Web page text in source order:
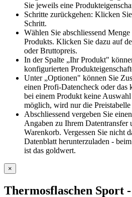
Sie jeweils eine
Schritte zurückgehen: Klicken
Schritt.
Wählen Sie abschliessend
Produkts. Klicken Sie dazu auf
oder Bruttopreis.
In der Spalte „Ihr Produkt"
konfigurierten
Unter „Optionen" können Sie
einen Profi-Datencheck oder das
bei einem Produkt keine
möglich, wird nur die Preistabelle
Abschliessend vergeben Sie
Angaben zu Ihrem Datentransfer
Warenkorb. Vergessen Sie nicht
Datenblatt herunterzuladen -
ist das goldwert.
×
Thermosflaschen Sport